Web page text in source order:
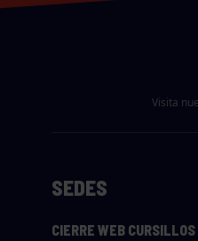
Visita
SEDES
CIERRE WEB CURSILLOS